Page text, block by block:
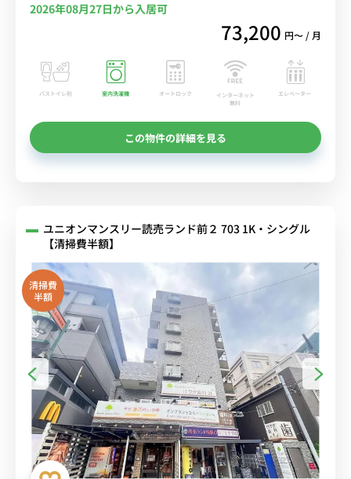
2026年08月27日から入居可
73,200 円〜 / 月
バストイレ別 室内洗濯機 オートロック
インターネット
無料
エレベーター
この物件の詳細を見る
ユニオンマンスリー読売ランド前２ 703 1K・シングル
【清掃費半額】
清掃費
半額